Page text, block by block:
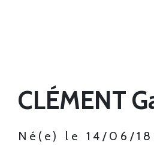
CLÉMENT
Né(e) le 14/06/